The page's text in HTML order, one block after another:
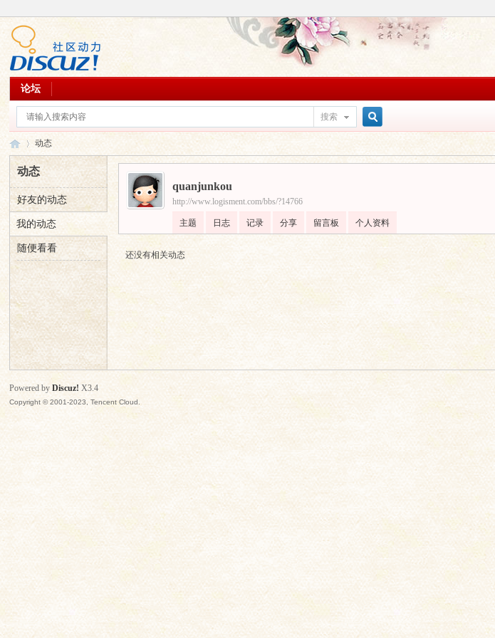
论坛
搜索
乐
思
会
›
动态
动态
好友的动态
我的动态
随便看看
quanjunkou
http://www.logisment.com/bbs/?14766
主题 日志 记录 分享 留言板 个人资料
还没有相关动态
Powered byDiscuz! X3.4
Copyright © 2001-2023, Tencent Cloud.